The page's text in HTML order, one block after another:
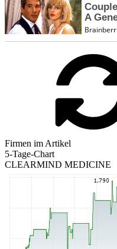
Firmen im Artikel
5-Tage-Chart
CLEARMIND MEDICINE